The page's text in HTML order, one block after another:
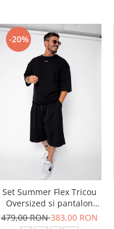
-20%
Set Summer Flex Tricou
Oversized si pantalon
scurt Baggy Black
479,00 RON383,00 RON